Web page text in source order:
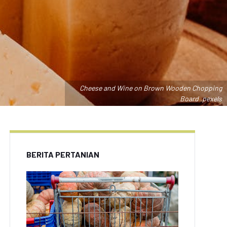
Cheese and Wine on Brown Wooden Chopping
Board .pexels
BERITA PERTANIAN